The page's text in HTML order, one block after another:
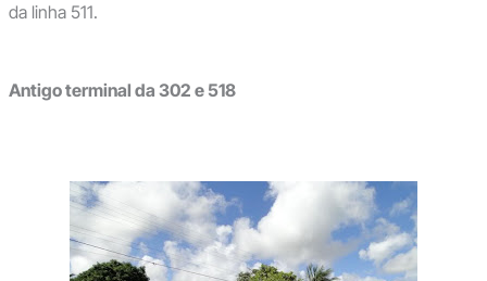
da linha 511.
Antigo terminal da 302 e 518